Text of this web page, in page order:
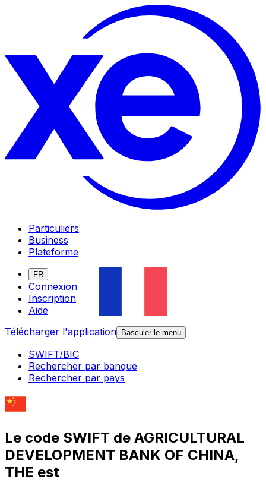
Particuliers
Business
Plateforme
FR
Connexion
Inscription
Aide
Télécharger l'application
Basculer le menu
SWIFT/BIC
Rechercher par banque
Rechercher par pays
Le code SWIFT de AGRICULTURAL
DEVELOPMENT BANK OF CHINA,
THE est